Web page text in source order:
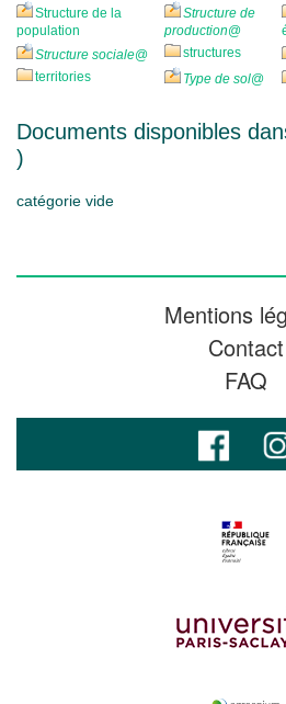
Structure de la
population
Structure de
production@
Structure sociale@ structures
territories
Type de sol@
Documents disponibles
)
catégorie vide
Mentions
Contact
FAQ